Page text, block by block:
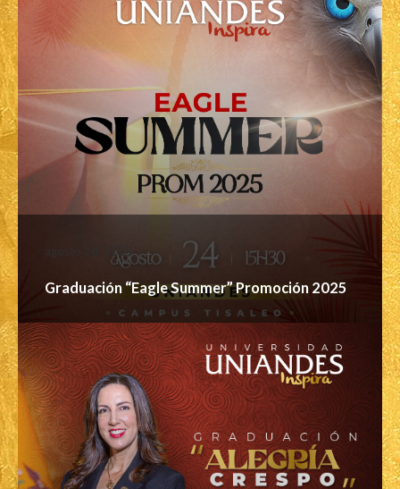
agosto 18, 2025
Graduación “Eagle Summer” Promoción 2025